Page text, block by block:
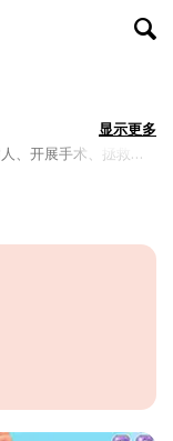
、开展手术、拯救生
显示更多